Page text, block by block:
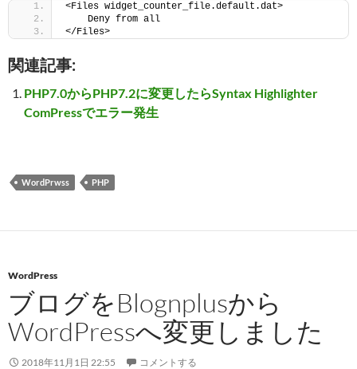
<Files widget_counter_file.default.dat>
    Deny from all
</Files>
関連記事:
PHP7.0からPHP7.2に変更したらSyntax Highlighter
ComPressでエラー発生
WordPrwss PHP
WordPress
ブログをBlognplusから
WordPressへ変更しました
2018年11月1日 22:55 コメントする